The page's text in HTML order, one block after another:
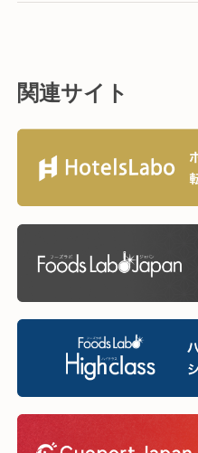
関連サイト